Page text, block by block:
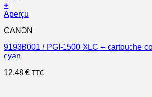
+
Aperçu
CANON
9193B001 / PGI-1500 XLC – cartouche
cyan
12,48 € TTC